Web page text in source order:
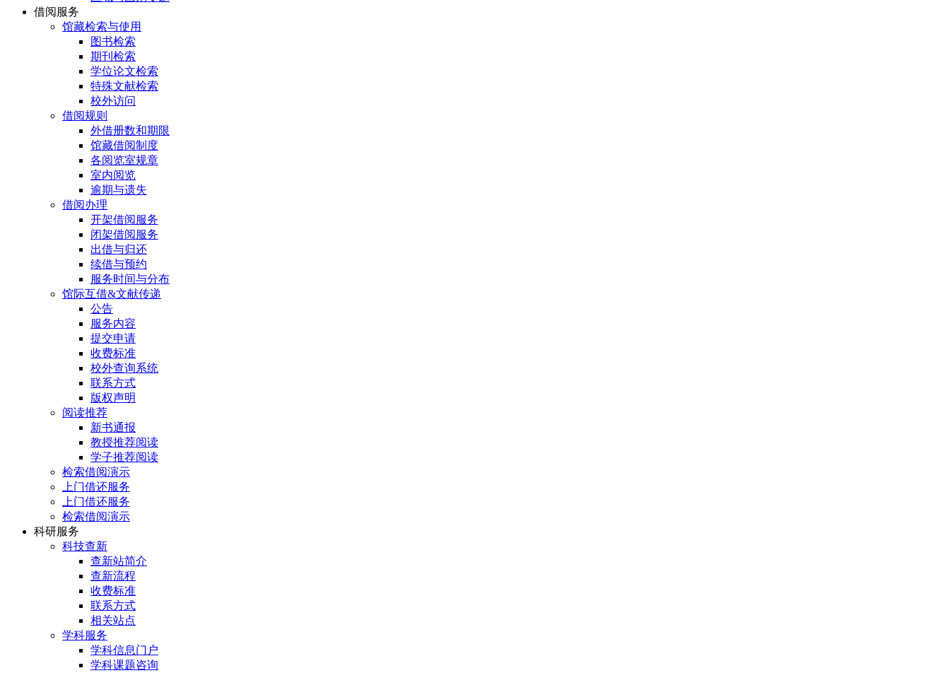
借阅服务
馆藏检索与使用
图书检索
期刊检索
学位论文检索
特殊文献检索
校外访问
借阅规则
外借册数和期限
馆藏借阅制度
各阅览室规章
室内阅览
逾期与遗失
借阅办理
开架借阅服务
闭架借阅服务
出借与归还
续借与预约
服务时间与分布
馆际互借&文献传递
公告
服务内容
提交申请
收费标准
校外查询系统
联系方式
版权声明
阅读推荐
新书通报
教授推荐阅读
学子推荐阅读
检索借阅演示
上门借还服务
上门借还服务
检索借阅演示
科研服务
科技查新
查新站简介
查新流程
收费标准
联系方式
相关站点
学科服务
学科信息门户
学科课题咨询